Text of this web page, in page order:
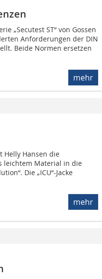
„Secutest ST“ von Gossen
Anforderungen der DIN
Beide Normen ersetzen
mehr
Helly Hansen die
leichtem Material in die
Die „ICU“-Jacke
mehr